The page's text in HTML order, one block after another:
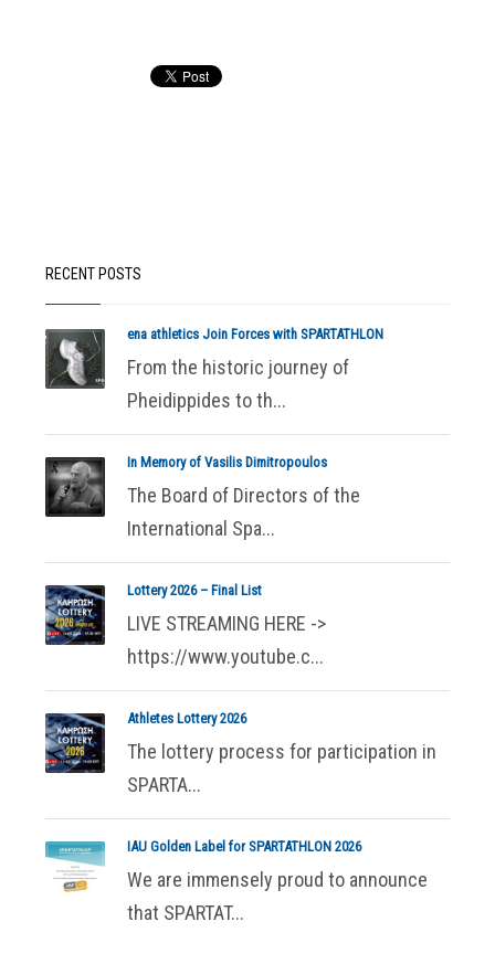
RECENT POSTS
ena athletics Join Forces with SPARTATHLON
From the historic journey of
Pheidippides to th...
In Memory of Vasilis Dimitropoulos
The Board of Directors of the
International Spa...
Lottery 2026 – Final List
LIVE STREAMING HERE ->
https://www.youtube.c...
Athletes Lottery 2026
The lottery process for participation in
SPARTA...
IAU Golden Label for SPARTATHLON 2026
We are immensely proud to announce
that SPARTAT...